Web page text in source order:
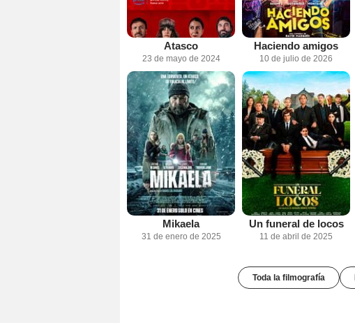
Atasco
23 de mayo de 2024
Haciendo amigos
10 de julio de 2026
Mikaela
31 de enero de 2025
Un funeral de locos
11 de abril de 2025
Toda la filmografía